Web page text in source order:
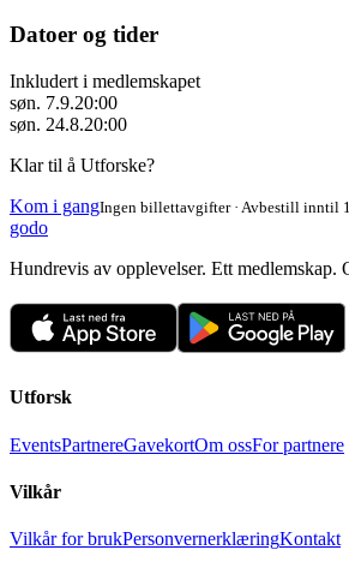
Datoer og tider
Inkludert i medlemskapet
søn. 7.9.20:00
søn. 24.8.20:00
Klar til å Utforske?
Kom i gangIngen billettavgifter · Avbestill inntil
godo
Hundrevis av opplevelser. Ett medlemskap.
Utforsk
EventsPartnereGavekortOm ossFor partnere
Vilkår
Vilkår for brukPersonvernerklæringKontakt